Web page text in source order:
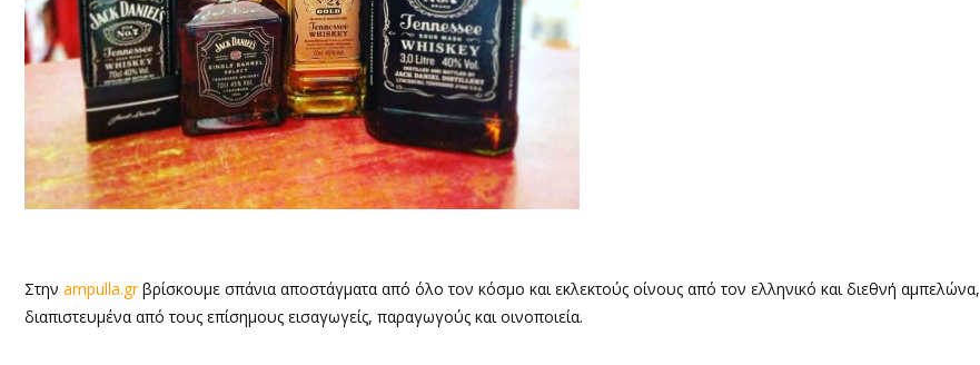
Στην ampulla.grβρίσκουμε σπάνια αποστάγματα από όλο τον κόσμο και εκλεκτούς οίνους από τον ελληνικό και διεθνή αμπελώνα,
διαπιστευμένα από τους επίσημους εισαγωγείς, παραγωγούς και οινοποιεία.